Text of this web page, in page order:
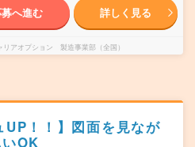
へ進む 詳しく見る
リアオプション 製造事業部（全国）
UP！！】図面を見なが
OK